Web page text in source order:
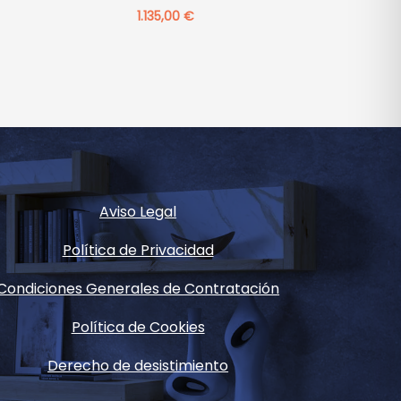
1.135,00 €
Aviso Legal
Política de Privacidad
Generales de Contratación
Política de Cookies
Derecho de desistimiento